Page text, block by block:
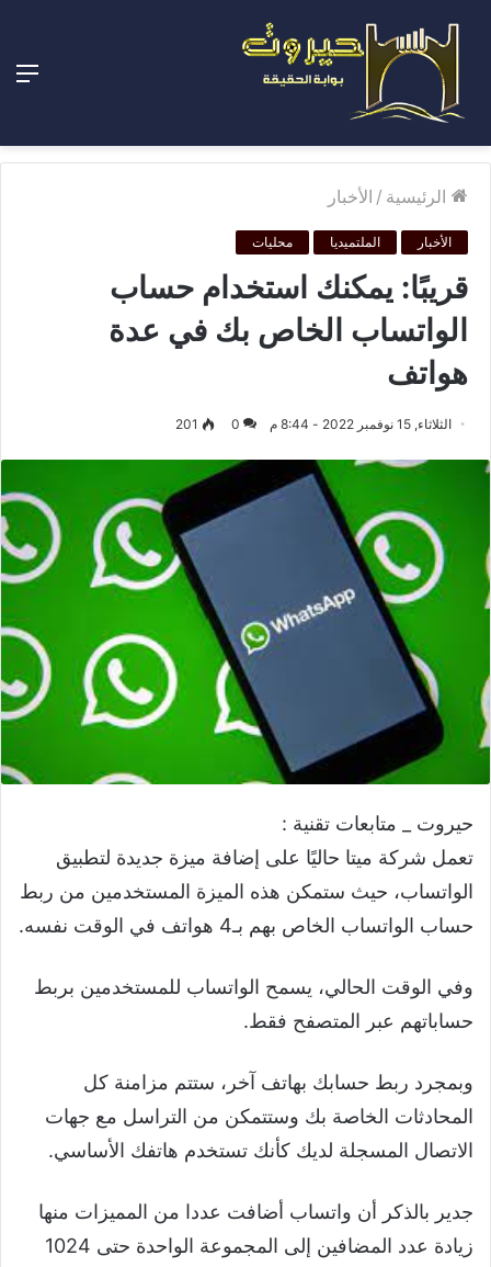
الرئيسية / الأخبار
الأخبار الملتميديا محليات
قريبًا: يمكنك استخدام حساب
الواتساب الخاص بك في عدة
هواتف
الثلاثاء, 15 نوفمبر 2022 - 8:44 م 0
201
حيروت _ متابعات تقنية :
تعمل شركة ميتا حاليًا على إضافة ميزة جديدة لتطبيق
الواتساب، حيث ستمكن هذه الميزة المستخدمين من ربط
حساب الواتساب الخاص بهم بـ4 هواتف في الوقت نفسه.
وفي الوقت الحالي، يسمح الواتساب للمستخدمين بربط
حساباتهم عبر المتصفح فقط.
وبمجرد ربط حسابك بهاتف آخر، ستتم مزامنة كل
المحادثات الخاصة بك وستتمكن من التراسل مع جهات
الاتصال المسجلة لديك كأنك تستخدم هاتفك الأساسي.
جدير بالذكر أن واتساب أضافت عددا من المميزات منها
زيادة عدد المضافين إلى المجموعة الواحدة حتى 1024